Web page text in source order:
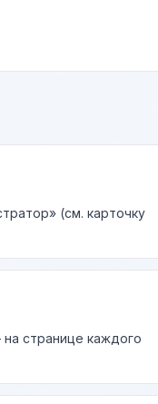
(см. карточку
странице каждого